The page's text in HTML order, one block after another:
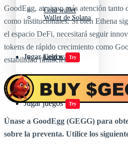
Cold wallet
Jugar juegos Try
Wallet de Solana
Cold wallet
Jugar juegos Try
GoodEgg, atraigan más atención tanto
como institucionales. Si bien Ethena
el espacio DeFi, necesitará seguir
tokens de rápido crecimiento como
estabilidad financiera.
Únase a GoodEgg (GEGG) para
sobre la preventa. Utilice los